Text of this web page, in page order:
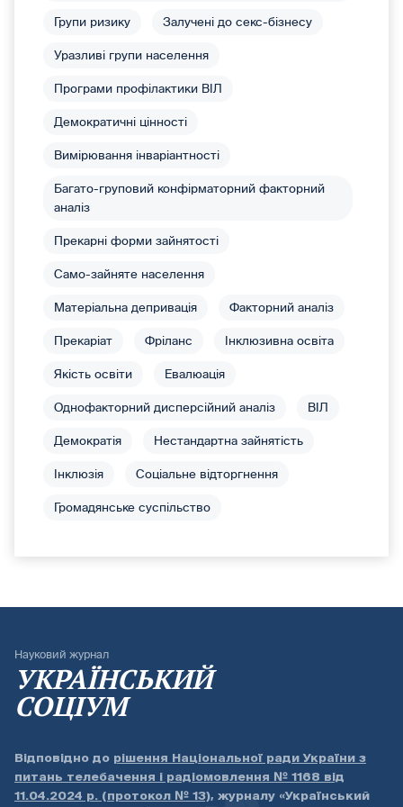
Групи ризику Залучені до секс-бізнесу
Уразливі групи населення
Програми профілактики ВІЛ
Демократичні цінності
Вимірювання інваріантності
Багато-груповий конфірматорний факторний
аналіз
Прекарні форми зайнятості
Само-зайняте населення
Матеріальна депривація Факторний аналіз
Прекаріат Фріланс Інклюзивна освіта
Якість освіти Евалюація
Однофакторний дисперсійний аналіз ВІЛ
Демократія Нестандартна зайнятість
Інклюзія Соціальне відторгнення
Громадянське суспільство
Науковий журнал
УКРАЇНСЬКИЙ
СОЦІУМ
Відповідно до рішення Національної ради України з
питань телебачення і радіомовлення № 1168 від
11.04.2024 р. (протокол № 13), журналу «Український